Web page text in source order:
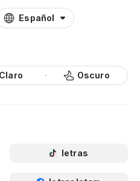
Español
Claro Oscuro
letras